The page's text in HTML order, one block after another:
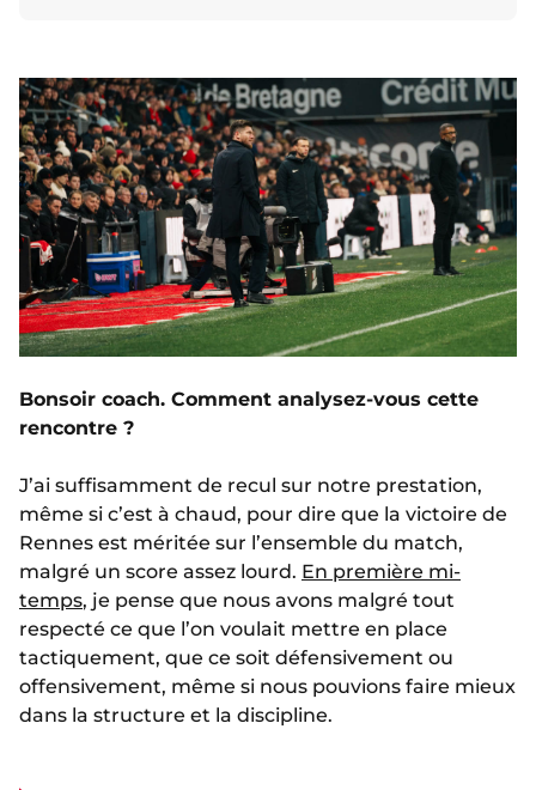
Bonsoir coach. Comment analysez-vous cette
rencontre ?
J’ai suffisamment de recul sur notre prestation,
même si c’est à chaud, pour dire que la victoire de
Rennes est méritée sur l’ensemble du match,
malgré un score assez lourd. En première mi-
temps, je pense que nous avons malgré tout
respecté ce que l’on voulait mettre en place
tactiquement, que ce soit défensivement ou
offensivement, même si nous pouvions faire mieux
dans la structure et la discipline.